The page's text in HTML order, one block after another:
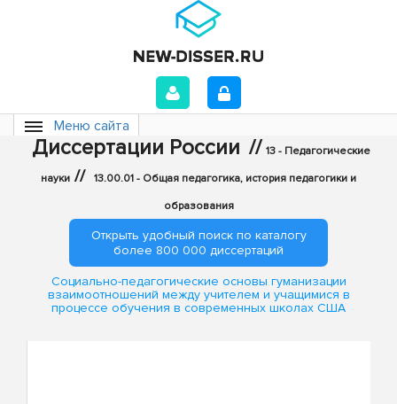
Меню сайта
Диссертации России // 13 - Педагогические
науки // 13.00.01 - Общая педагогика, история педагогики и
образования
Открыть удобный поиск по каталогу
более 800 000 диссертаций
Социально-педагогические основы гуманизации
взаимоотношений между учителем и учащимися в
процессе обучения в современных школах США